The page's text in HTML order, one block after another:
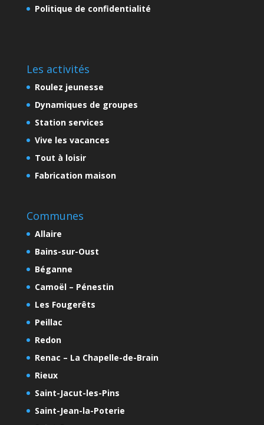
Politique de confidentialité
Les activités
Roulez jeunesse
Dynamiques de groupes
Station services
Vive les vacances
Tout à loisir
Fabrication maison
Communes
Allaire
Bains-sur-Oust
Béganne
Camoël – Pénestin
Les Fougerêts
Peillac
Redon
Renac – La Chapelle-de-Brain
Rieux
Saint-Jacut-les-Pins
Saint-Jean-la-Poterie